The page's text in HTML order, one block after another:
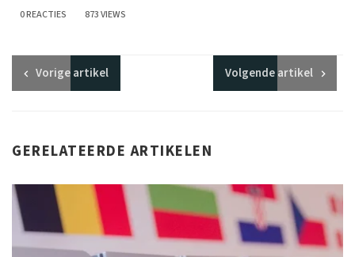
0 REACTIES 873 VIEWS
Vorigeartikel Volgendeartikel
GERELATEERDE ARTIKELEN